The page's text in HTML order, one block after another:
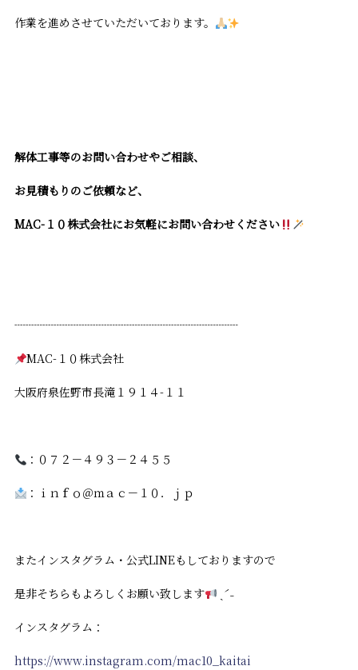
作業を進めさせていただいております。
解体工事等のお問い合わせやご相談、
お見積もりのご依頼など、
MAC-１０株式会社にお気軽にお問い合わせください
┈┈┈┈┈┈┈┈┈┈┈┈┈┈┈┈┈┈┈┈
MAC-１０株式会社
大阪府泉佐野市長滝１９１４-１１
：０７２－４９３－２４５５
：ｉｎｆｏ＠ｍａｃ－１０．ｊｐ
またインスタグラム・公式LINEもしておりますので
是非そちらもよろしくお願い致します ˎˊ˗
インスタグラム：
https://www.instagram.com/mac10_kaitai